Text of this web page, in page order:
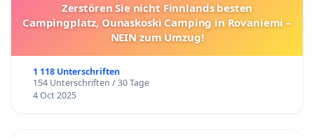
Zerstören Sie nicht Finnlands besten
Campingplatz, Ounaskoski Camping in Rovaniemi –
NEIN zum Umzug!
1 118 Unterschriften
154 Unterschriften / 30 Tage
4 Oct 2025